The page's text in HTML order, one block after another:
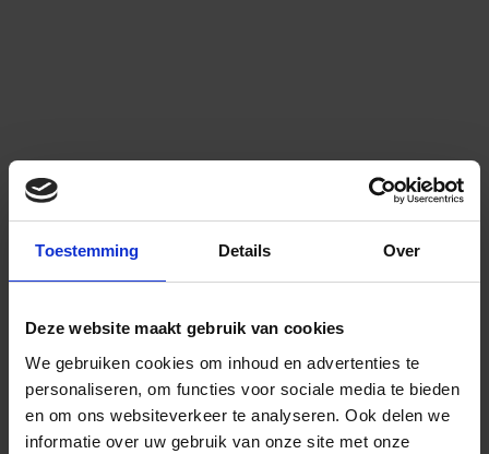
Toestemming Details Over
Deze website maakt gebruik van cookies
We gebruiken cookies om inhoud en advertenties te
personaliseren, om functies voor sociale media te bieden
en om ons websiteverkeer te analyseren. Ook delen we
informatie over uw gebruik van onze site met onze